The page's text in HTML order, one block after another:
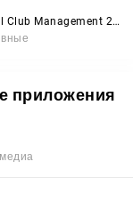
Football Club Management 2023
приложения